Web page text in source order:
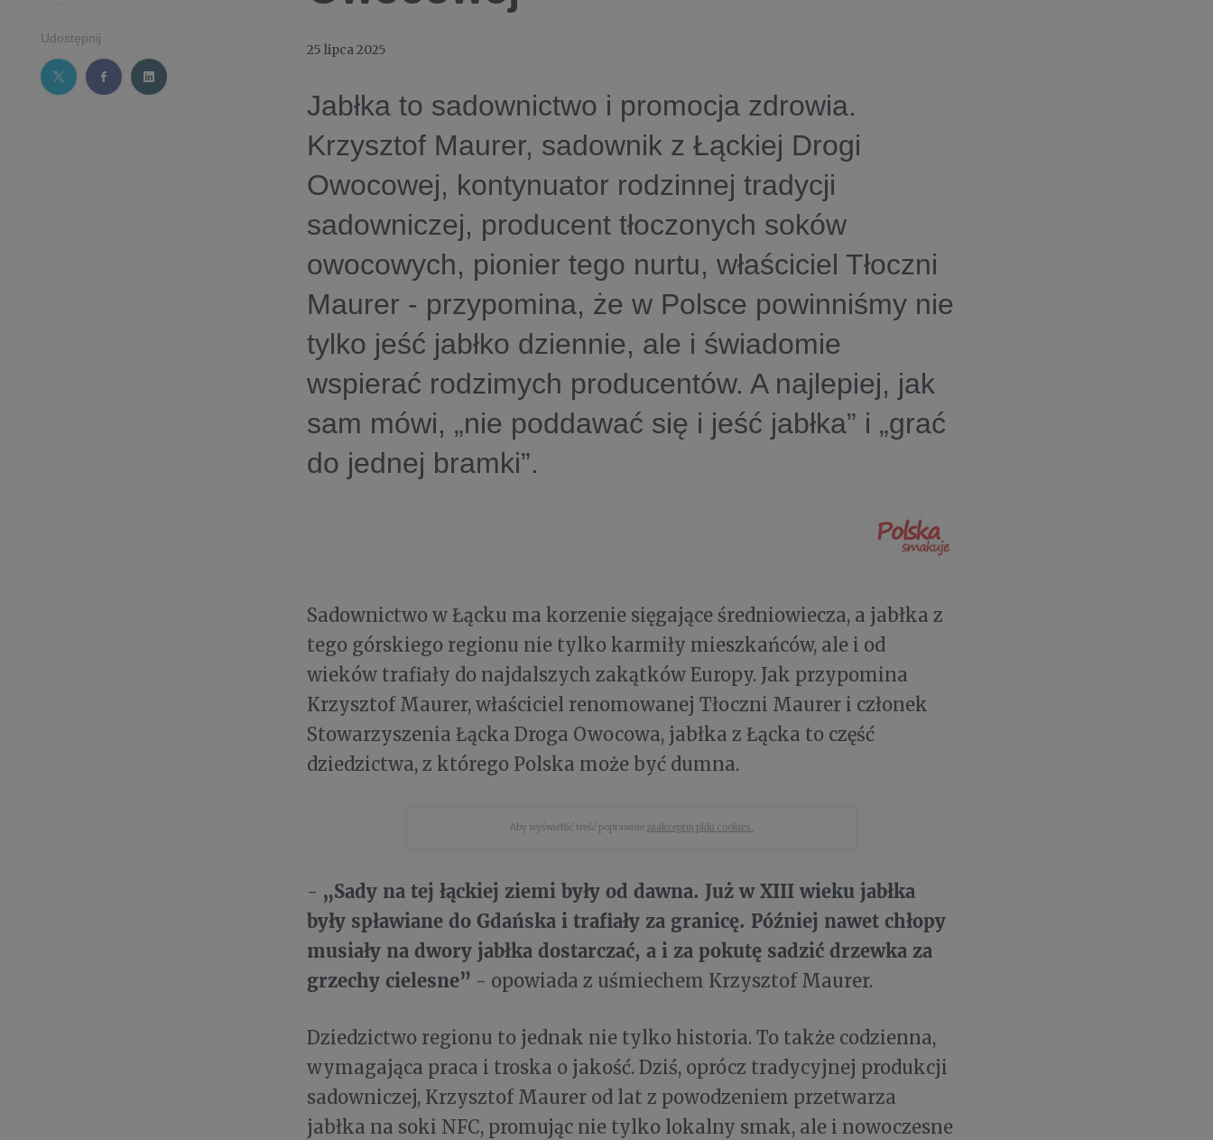
Udostępnij
25 lipca 2025
Jabłka to sadownictwo i promocja zdrowia.
Krzysztof Maurer, sadownik z Łąckiej Drogi
Owocowej, kontynuator rodzinnej tradycji
sadowniczej, producent tłoczonych soków
owocowych, pionier tego nurtu, właściciel Tłoczni
Maurer - przypomina, że w Polsce powinniśmy nie
tylko jeść jabłko dziennie, ale i świadomie
wspierać rodzimych producentów. A najlepiej, jak
sam mówi, „nie poddawać się i jeść jabłka” i „grać
do jednej bramki”.
Sadownictwo w Łącku ma korzenie sięgające średniowiecza, a jabłka z
tego górskiego regionu nie tylko karmiły mieszkańców, ale i od
wieków trafiały do najdalszych zakątków Europy. Jak przypomina
Krzysztof Maurer, właściciel renomowanej Tłoczni Maurer i członek
Stowarzyszenia Łącka Droga Owocowa, jabłka z Łącka to część
dziedzictwa, z którego Polska może być dumna.
Aby wyświetlić treść poprawnie zaakceptuj pliki cookies.
- „Sady na tej łąckiej ziemi były od dawna. Już w XIII wieku jabłka
były spławiane do Gdańska i trafiały za granicę. Później nawet chłopy
musiały na dwory jabłka dostarczać, a i za pokutę sadzić drzewka za
grzechy cielesne” - opowiada z uśmiechem Krzysztof Maurer.
Dziedzictwo regionu to jednak nie tylko historia. To także codzienna,
wymagająca praca i troska o jakość. Dziś, oprócz tradycyjnej produkcji
sadowniczej, Krzysztof Maurer od lat z powodzeniem przetwarza
jabłka na soki NFC, promując nie tylko lokalny smak, ale i nowoczesne